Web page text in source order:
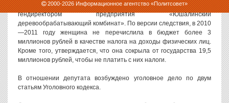
2000-2026Информационное агентство «Политсовет»
Параллельно с депутатством, 31-летняя Зотеева является
гендиректором предприятия «Юшалинский
деревообрабатывающий комбинат». По версии следствия, в 2010
—2011 году женщина не перечислила в бюджет более 3
миллионов рублей в качестве налога на доходы физических лиц.
Кроме того, утверждается, что она сокрыла от государства 19,5
миллионов рублей, чтобы не платить с них налоги.
В отношении депутата возбуждено уголовное дело по двум
статьям Уголовного кодекса.